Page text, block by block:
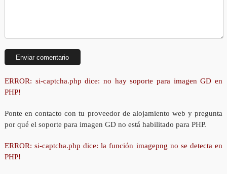
ERROR: si-captcha.php dice: no hay soporte para imagen GD en
PHP!
Ponte en contacto con tu proveedor de alojamiento web y pregunta
por qué el soporte para imagen GD no está habilitado para PHP.
ERROR: si-captcha.php dice: la función imagepng no se detecta en
PHP!